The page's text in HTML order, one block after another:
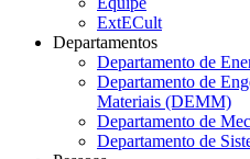
ExtECult
Departamentos
Departamento de
Departamento de
Materiais (DEMM)
Departamento de
Departamento de